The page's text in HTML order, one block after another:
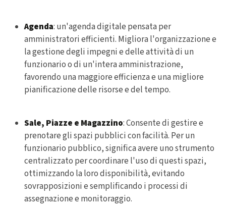
Agenda: un'agenda digitale pensata per
amministratori efficienti. Miglioral'organizzazione e
la gestione degli impegni e delle attivitàdi un
funzionario o di un'intera amministrazione,
favorendo una maggiore efficienza e una migliore
pianificazione delle risorse e del tempo.
Sale, Piazze e Magazzino: Consente digestire e
prenotare gli spazi pubblici con facilità. Per un
funzionario pubblico, significa avere unostrumento
centralizzato per coordinare l'uso di questi spazi,
ottimizzando la loro disponibilità, evitando
sovrapposizioni e semplificando i processi di
assegnazione e monitoraggio.